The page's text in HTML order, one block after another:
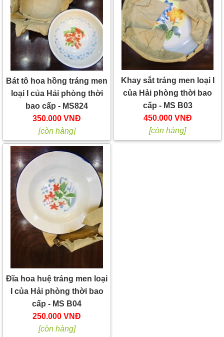
Bát tô hoa hồng tráng men
loại I của Hải phòng thời
bao cấp - MS824
350.000 VNĐ
[còn hàng]
Khay sắt tráng men loại I
của Hải phòng thời bao
cấp - MS B03
450.000 VNĐ
[còn hàng]
Đĩa hoa huệ tráng men loại
I của Hải phòng thời bao
cấp - MS B04
250.000 VNĐ
[còn hàng]